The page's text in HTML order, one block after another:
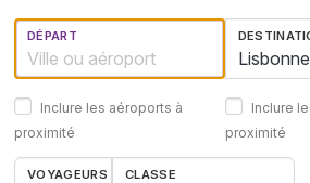
DÉPART
Inclure les aéroports à
proximité
Inclure
proximité
VOYAGEURS CLASSE